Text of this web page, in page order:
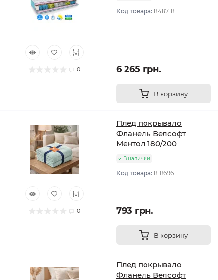
0
Код товара: 848718
6 265 грн.
В корзину
0
Плед покрывало
Фланель Велсофт
Ментол 180/200
В наличии
Код товара: 818696
793 грн.
В корзину
Плед покрывало
Фланель Велсофт